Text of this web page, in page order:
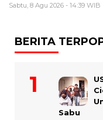
Sabtu, 8 Agu 2026 - 14:39 WIB
BERITA
Sabu